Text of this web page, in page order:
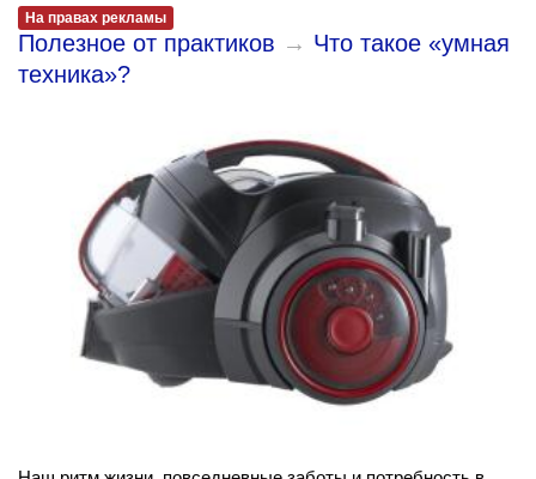
На правах рекламы
Полезное от практиков → Что такое «умная
техника»?